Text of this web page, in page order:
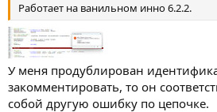
Работает на ванильном инно 6.2.2.
У меня продублирован
закомментировать, то он
собой другую ошибку по цепочке.